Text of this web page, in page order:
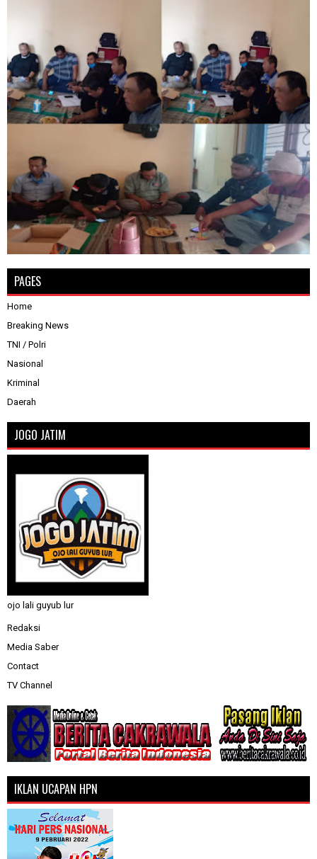
PAGES
Home
Breaking News
TNI / Polri
Nasional
Kriminal
Daerah
JOGO JATIM
ojo lali guyub lur
Redaksi
Media Saber
Contact
TV Channel
IKLAN UCAPAN HPN